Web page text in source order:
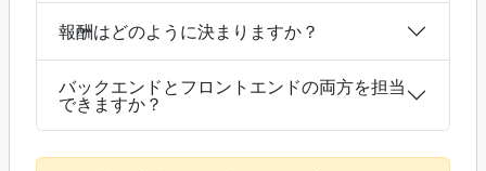
報酬はどのように決まりますか？
バックエンドとフロントエンドの両方を担当
できますか？